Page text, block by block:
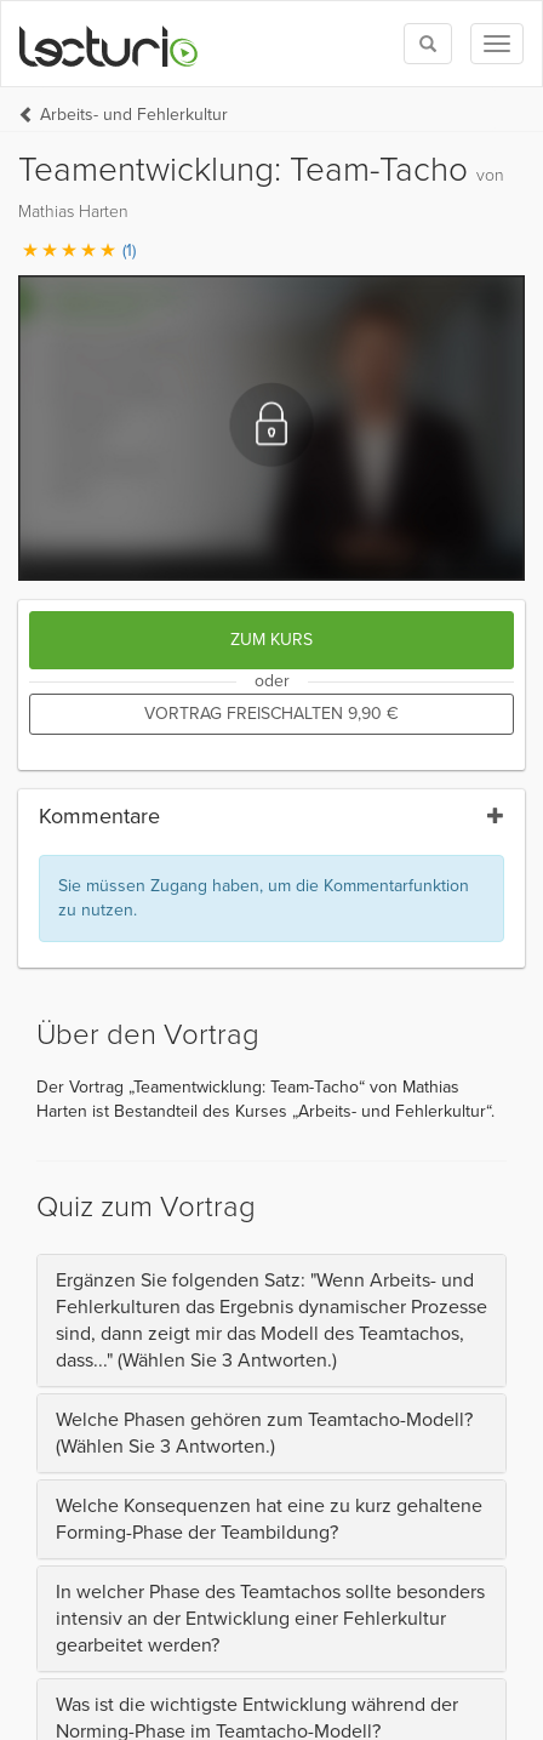
Toggle
search
Arbeits- und Fehlerkultur
Teamentwicklung: Team-Tacho von
Mathias Harten
(1)
ZUM KURS
oder
VORTRAG FREISCHALTEN 9,90 €
Kommentare
Sie müssen Zugang haben, um die Kommentarfunktion
zu nutzen.
Über den Vortrag
Der Vortrag „Teamentwicklung: Team-Tacho“ von Mathias
Harten ist Bestandteil des Kurses „Arbeits- und Fehlerkultur“.
Quiz zum Vortrag
Ergänzen Sie folgenden Satz: "Wenn Arbeits- und
Fehlerkulturen das Ergebnis dynamischer Prozesse
sind, dann zeigt mir das Modell des Teamtachos,
dass..." (Wählen Sie 3 Antworten.)
Welche Phasen gehören zum Teamtacho-Modell?
(Wählen Sie 3 Antworten.)
Welche Konsequenzen hat eine zu kurz gehaltene
Forming-Phase der Teambildung?
In welcher Phase des Teamtachos sollte besonders
intensiv an der Entwicklung einer Fehlerkultur
gearbeitet werden?
Was ist die wichtigste Entwicklung während der
Norming-Phase im Teamtacho-Modell?